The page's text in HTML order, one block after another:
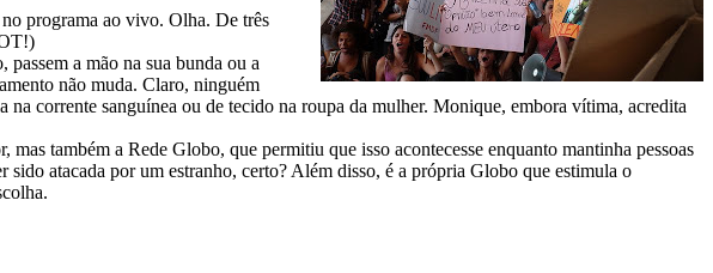
programa ao vivo. Olha. De três
a mão na sua bunda ou a
não muda. Claro, ninguém
corrente sanguínea ou de tecido na roupa da mulher. Monique, embora vítima, acredita
também a Rede Globo, que permitiu que isso acontecesse enquanto mantinha pessoas
atacada por um estranho, certo? Além disso, é a própria Globo que estimula o